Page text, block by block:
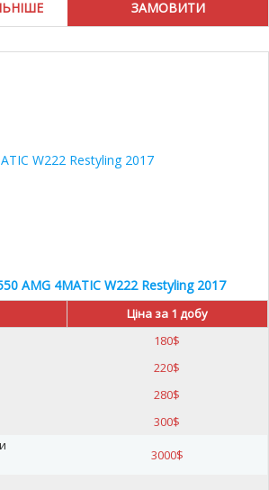
AMG 4MATIC W222 Restyling 2017
Ціна за 1 добу
180$
220$
280$
300$
3000$